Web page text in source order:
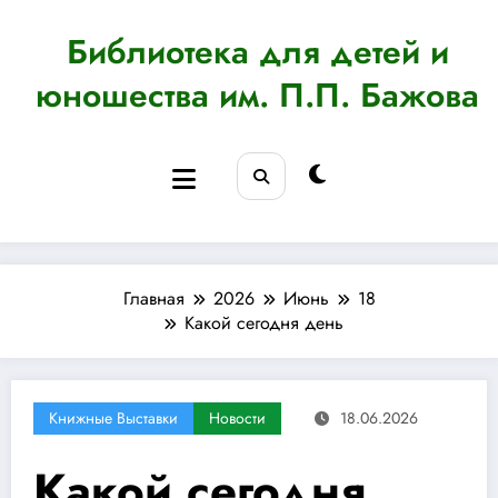
содержимомуБиблиотека для детей и
юношества им. П.П. Бажова
Главная 2026 Июнь
18
Какой сегодня день
Книжные Выставки Новости 18.06.2026